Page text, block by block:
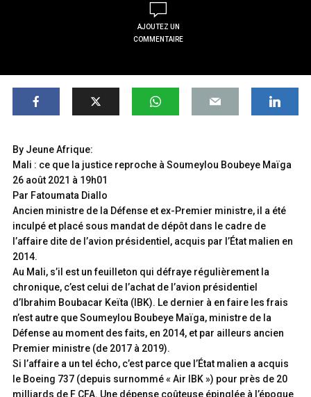
AJOUTEZ UN
COMMENTAIRE
By Jeune Afrique:
Mali : ce que la justice reproche à Soumeylou Boubeye Maïga
26 août 2021 à 19h01
Par Fatoumata Diallo
Ancien ministre de la Défense et ex-Premier ministre, il a été
inculpé et placé sous mandat de dépôt dans le cadre de
l’affaire dite de l’avion présidentiel, acquis par l’État malien en
2014.
Au Mali, s’il est un feuilleton qui défraye régulièrement la
chronique, c’est celui de l’achat de l’avion présidentiel
d’Ibrahim Boubacar Keïta (IBK). Le dernier à en faire les frais
n’est autre que Soumeylou Boubeye Maïga, ministre de la
Défense au moment des faits, en 2014, et par ailleurs ancien
Premier ministre (de 2017 à 2019).
Si l’affaire a un tel écho, c’est parce que l’État malien a acquis
le Boeing 737 (depuis surnommé « Air IBK ») pour près de 20
milliards de F CFA. Une dépense coûteuse épinglée à l’époque